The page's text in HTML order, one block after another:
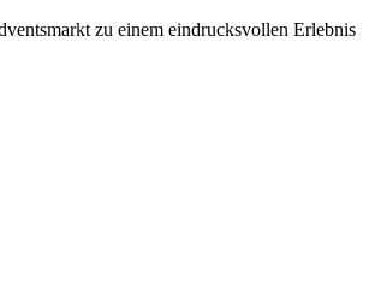
zu einem eindrucksvollen Erlebnis